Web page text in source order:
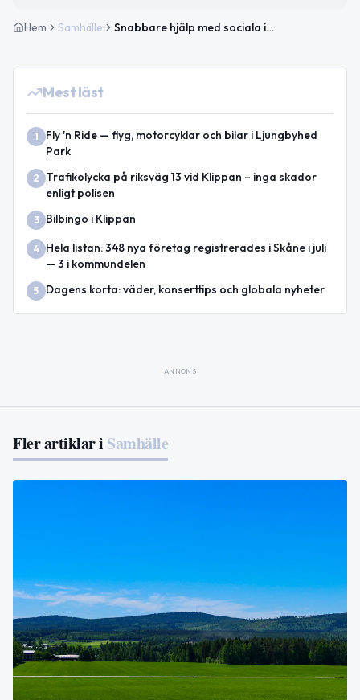
Hem Samhälle Snabbare hjälp med sociala insatser i Klippan – ansök utan prövning
Mest läst
1
Fly 'n Ride — flyg, motorcyklar och bilar i Ljungbyhed
Park
2
Trafikolycka på riksväg 13 vid Klippan – inga skador
enligt polisen
3 Bilbingo i Klippan
4
Hela listan: 348 nya företag registrerades i Skåne i juli
— 3 i kommundelen
5 Dagens korta: väder, konserttips och globala nyheter
ANNONS
Fler artiklar i Samhälle